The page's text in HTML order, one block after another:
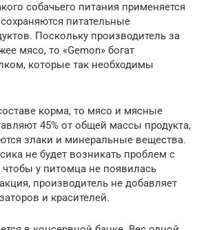
собачьего питания применяется
питательные
Поскольку производитель за
мясо, то «Gemon» богат
которые так необходимы
корма, то мясо и мясные
45% от общей массы продукта,
злаки и минеральные вещества.
не будет возникать проблем с
у питомца не появилась
производитель не добавляет
и красителей.